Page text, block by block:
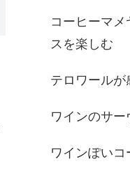
コーヒーマ
スを楽しむ
テロワールが
ワインのサー
ワインぽいコ